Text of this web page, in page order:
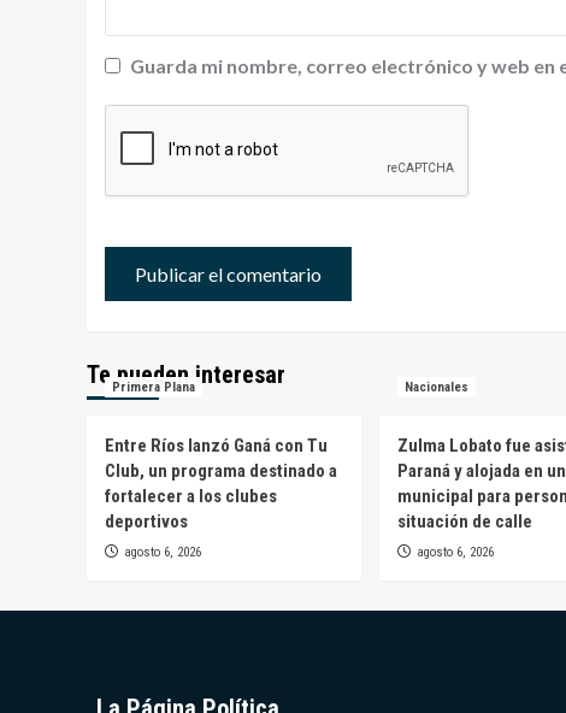
Guarda mi nombre, correo electrónico y web
Te pueden interesar
Primera Plana
Entre Ríos lanzó Ganá con Tu
Club, un programa destinado a
fortalecer a los clubes
deportivos
agosto 6, 2026
Nacionales
Zulma Lobato fue
Paraná y alojada en
municipal para
situación de calle
agosto 6, 2026